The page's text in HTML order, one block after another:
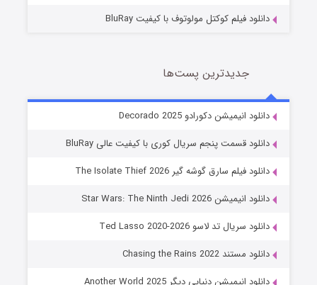
خاندان اژدها فصل ۳
دانلود فیلم کوکتل مولوتوف با کیفیت BluRay
جدیدترین پست‌ها
دانلود انیمیشن دکورادو Decorado 2025
دانلود قسمت پنجم سریال کوری با کیفیت عالی BluRay
دانلود فیلم سارق گوشه گیر The Isolate Thief 2026
دانلود انیمیشن Star Wars: The Ninth Jedi 2026
دانلود سریال تد لاسو Ted Lasso 2020-2026
دانلود مستند Chasing the Rains 2022
دانلود انیمیشن دنیایی دیگر Another World 2025